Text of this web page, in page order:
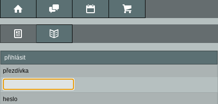
přihlásit
přezdívka
heslo